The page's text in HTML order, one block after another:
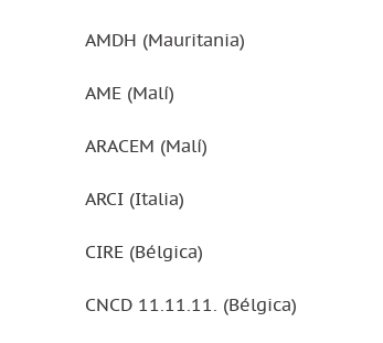
AMDH (Mauritania)
AME (Malí)
ARACEM (Malí)
ARCI (Italia)
CIRE (Bélgica)
CNCD 11.11.11. (Bélgica)